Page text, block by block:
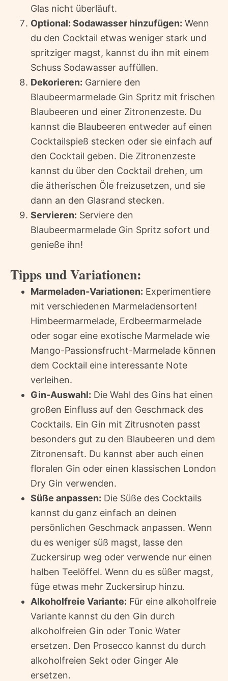
Glas nicht überläuft.
Optional: Sodawasser hinzufügen: Wenn
du den Cocktail etwas weniger stark und
spritziger magst, kannst du ihn mit einem
Schuss Sodawasser auffüllen.
Dekorieren: Garniere den
Blaubeermarmelade Gin Spritz mit frischen
Blaubeeren und einer Zitronenzeste. Du
kannst die Blaubeeren entweder auf einen
Cocktailspieß stecken oder sie einfach auf
den Cocktail geben. Die Zitronenzeste
kannst du über den Cocktail drehen, um
die ätherischen Öle freizusetzen, und sie
dann an den Glasrand stecken.
Servieren: Serviere den
Blaubeermarmelade Gin Spritz sofort und
genieße ihn!
Tipps und Variationen:
Marmeladen-Variationen: Experimentiere
mit verschiedenen Marmeladensorten!
Himbeermarmelade, Erdbeermarmelade
oder sogar eine exotische Marmelade wie
Mango-Passionsfrucht-Marmelade können
dem Cocktail eine interessante Note
verleihen.
Gin-Auswahl: Die Wahl des Gins hat einen
großen Einfluss auf den Geschmack des
Cocktails. Ein Gin mit Zitrusnoten passt
besonders gut zu den Blaubeeren und dem
Zitronensaft. Du kannst aber auch einen
floralen Gin oder einen klassischen London
Dry Gin verwenden.
Süße anpassen: Die Süße des Cocktails
kannst du ganz einfach an deinen
persönlichen Geschmack anpassen. Wenn
du es weniger süß magst, lasse den
Zuckersirup weg oder verwende nur einen
halben Teelöffel. Wenn du es süßer magst,
füge etwas mehr Zuckersirup hinzu.
Alkoholfreie Variante: Für eine alkoholfreie
Variante kannst du den Gin durch
alkoholfreien Gin oder Tonic Water
ersetzen. Den Prosecco kannst du durch
alkoholfreien Sekt oder Ginger Ale
ersetzen.